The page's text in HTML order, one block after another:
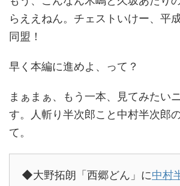
らええねん。チェストいけー、平
同盟！
早く本編に進めよ、って？
まぁまぁ、もう一本、見てみたい
す。人斬り半次郎こと中村半次郎
て。
◆大野拓朗「西郷どん」に中村